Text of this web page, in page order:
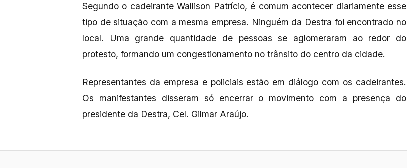
Segundo o cadeirante Wallison Patrício, é comum acontecer diariamente esse
tipo de situação com a mesma empresa. Ninguém da Destra foi encontrado no
local. Uma grande quantidade de pessoas se aglomeraram ao redor do
protesto, formando um congestionamento no trânsito do centro da cidade.
Representantes da empresa e policiais estão em diálogo com os cadeirantes.
Os manifestantes disseram só encerrar o movimento com a presença do
presidente da Destra, Cel. Gilmar Araújo.